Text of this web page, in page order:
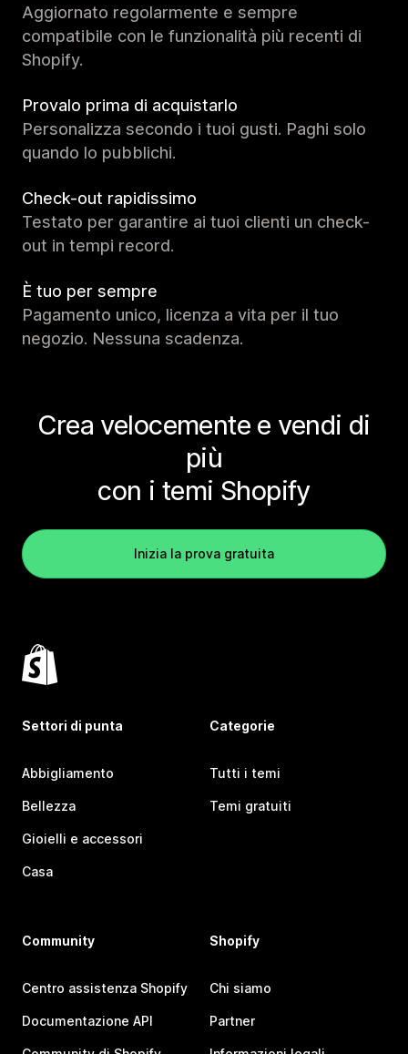
Aggiornato regolarmente e sempre
compatibile con le funzionalità più recenti di
Shopify.
Provalo prima di acquistarlo
Personalizza secondo i tuoi gusti. Paghi solo
quando lo pubblichi.
Check-out rapidissimo
Testato per garantire ai tuoi clienti un check-
out in tempi record.
È tuo per sempre
Pagamento unico, licenza a vita per il tuo
negozio. Nessuna scadenza.
Crea velocemente e vendi di
più
con i temi Shopify
Inizia la prova gratuita
Settori di punta
Abbigliamento
Bellezza
Gioielli e accessori
Casa
Categorie
Tutti i temi
Temi gratuiti
Community
Centro assistenza Shopify
Documentazione API
Shopify
Chi siamo
Partner